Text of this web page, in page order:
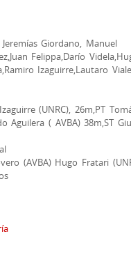
Giordano, Manuel
Felippa,Darío
Izaguirre,Lautaro
(UNRC), 26m,PT
Aguilera ( AVBA) 38m,ST
(AVBA) Hugo Fratari